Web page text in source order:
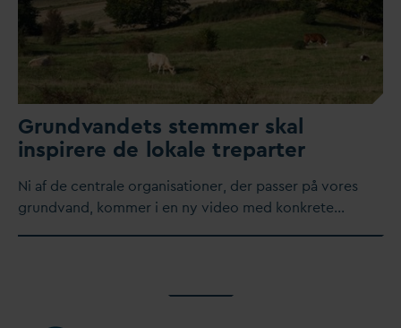
Grundvandets stemmer skal
inspirere de lokale treparter
​Ni af de centrale organisationer, der passer på vores
grundvand, kommer i en ny video med konkrete…